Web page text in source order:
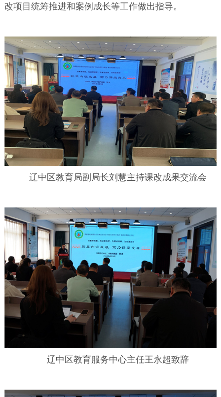
改项目统筹推进和案例成长等工作做出指导。
辽中区教育局副局长刘慧主持课改成果交流会
辽中区教育服务中心主任王永超致辞